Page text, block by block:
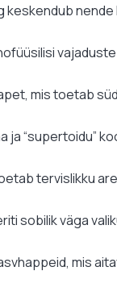
keskendub nende
mis toetab
ja “supertoidu”
tervislikku
sobilik väga
mis